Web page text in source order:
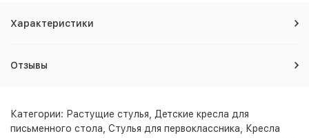
Характеристики
Отзывы
Категории: Растущие стулья
Детские кресла для
письменного стола Стулья для первоклассника
Кресла